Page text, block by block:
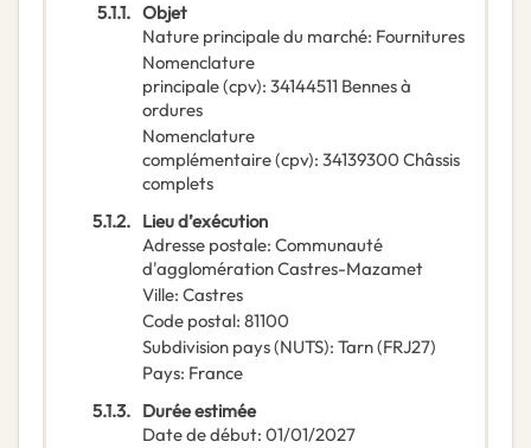
5.1.1. Objet
Nature principale du marché: Fournitures
Nomenclature
principale(cpv): 34144511 Bennes à
ordures
Nomenclature
complémentaire(cpv): 34139300 Châssis
complets
5.1.2. Lieu d’exécution
Adresse postale: Communauté
d'agglomération Castres-Mazamet
Ville: Castres
Code postal: 81100
Subdivision pays (NUTS): Tarn(FRJ27)
Pays: France
5.1.3. Durée estimée
Date de début: 01/01/2027